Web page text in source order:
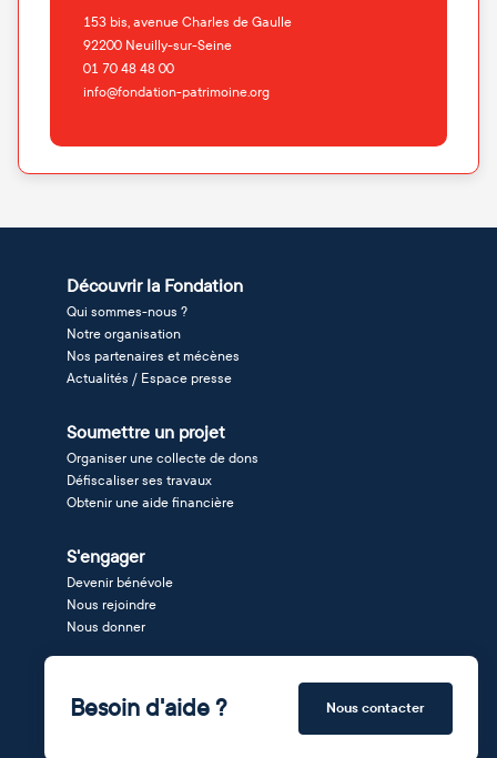
153 bis, avenue Charles de Gaulle
92200 Neuilly-sur-Seine
01 70 48 48 00
info@fondation-patrimoine.org
Découvrir la Fondation
Qui sommes-nous ?
Notre organisation
Nos partenaires et mécènes
Actualités / Espace presse
Soumettre un projet
Organiser une collecte de dons
Défiscaliser ses travaux
Obtenir une aide financière
S'engager
Devenir bénévole
Nous rejoindre
Nous donner
Besoin d'aide ? Nous contacter